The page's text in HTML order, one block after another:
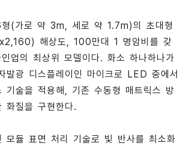
(가로 약 3m, 세로 약 1.7m)의 초대형
해상도, 100만대 1 명암비를 갖
업의 최상위 모델이다. 화소 하나하나가
발광 디스플레이인 마이크로 LED 중에서
기술을 적용해, 기존 수동형 매트릭스 방
화질을 구현한다.
모듈 표면 처리 기술로 빛 반사를 최소화